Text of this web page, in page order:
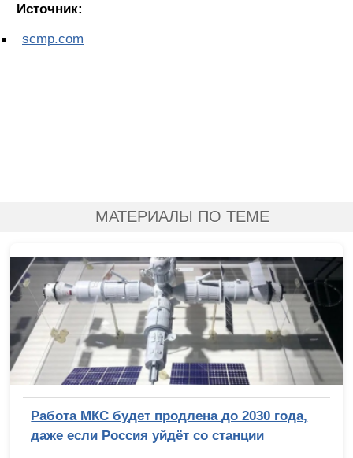
Источник:
scmp.com
МАТЕРИАЛЫ ПО ТЕМЕ
Работа МКС будет продлена до 2030 года,
даже если Россия уйдёт со станции